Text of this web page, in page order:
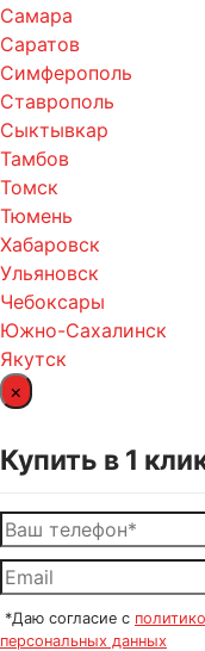
Самара
Саратов
Симферополь
Ставрополь
Сыктывкар
Тамбов
Томск
Тюмень
Хабаровск
Ульяновск
Чебоксары
Южно-Сахалинск
Якутск
×
Купить в 1
*Даю согласие с
персональных данных